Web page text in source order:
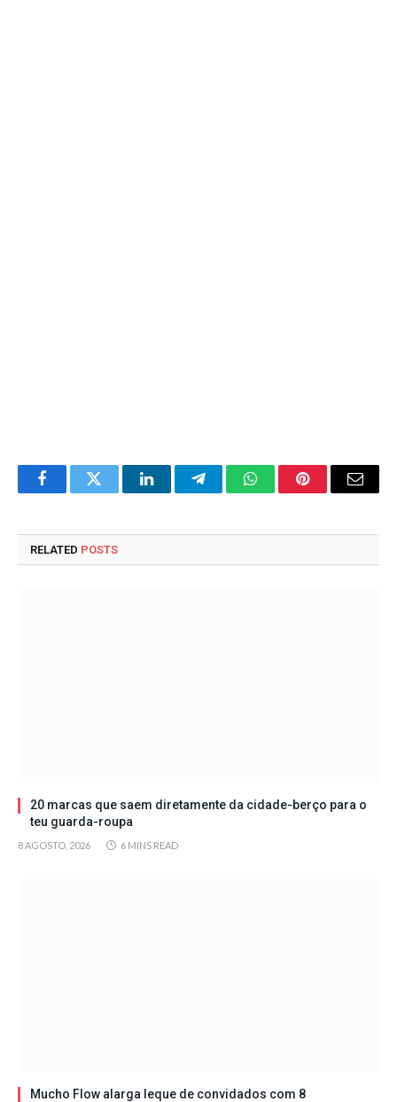
FacebookTwitter LinkedInTelegramWhatsAppPinterestEmail
RELATED POSTS
20 marcas que saem diretamente da cidade-berço para o
teu guarda-roupa
8 AGOSTO, 2026 6 MINS READ
Mucho Flow alarga leque de convidados com 8